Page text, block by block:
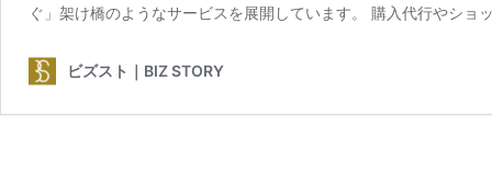
ぐ」架け橋のようなサービスを展開しています。 購入代行やシ
ビズスト｜BIZ STORY